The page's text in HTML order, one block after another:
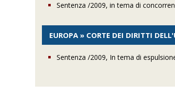
Sentenza /2009, in tema di
EUROPA » CORTE DEI DIRITTI
Sentenza /2009, In tema di